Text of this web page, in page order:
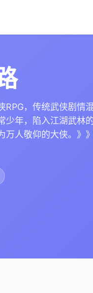
RPG，传统武侠剧情
少年，陷入江湖武林
万人敬仰的大侠。》